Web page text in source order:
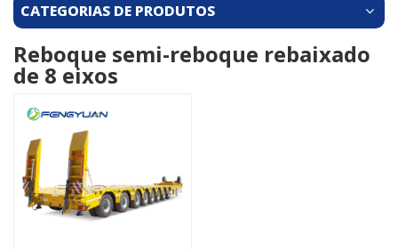
CATEGORIAS DE PRODUTOS
Reboque semi-reboque rebaixado
de 8 eixos